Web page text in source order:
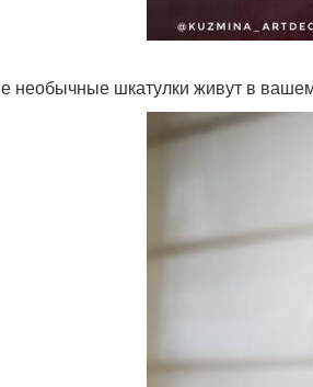
необычные шкатулки живут в